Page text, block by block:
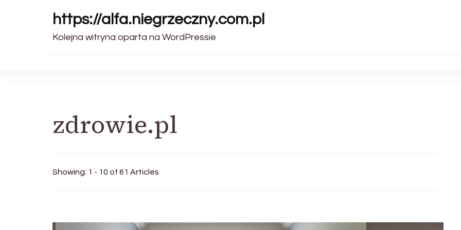
https://alfa.niegrzeczny.com.pl
Kolejna witryna oparta na WordPressie
zdrowie.pl
Showing: 1 - 10 of 61 Articles